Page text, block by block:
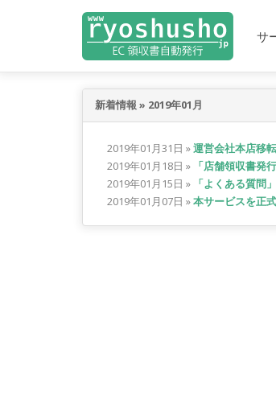
サ
新着情報 » 2019年01月
2019年01月31日 »運営会社本店移
2019年01月18日 » 「店舗領収書発
2019年01月15日 » 「よくある質問
2019年01月07日 »本サービスを正